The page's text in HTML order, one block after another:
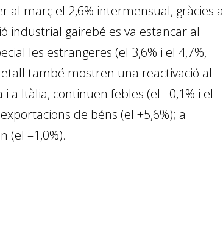
al març el 2,6% intermen­sual, gràcies a
industrial gairebé es va estancar al
les estrangeres (el 3,6% i el 4,7%,
també mostren una reactivació al
a Itàlia, continuen febles (el –0,1% i el –
de béns (el +5,6%); a
(el –1,0%).